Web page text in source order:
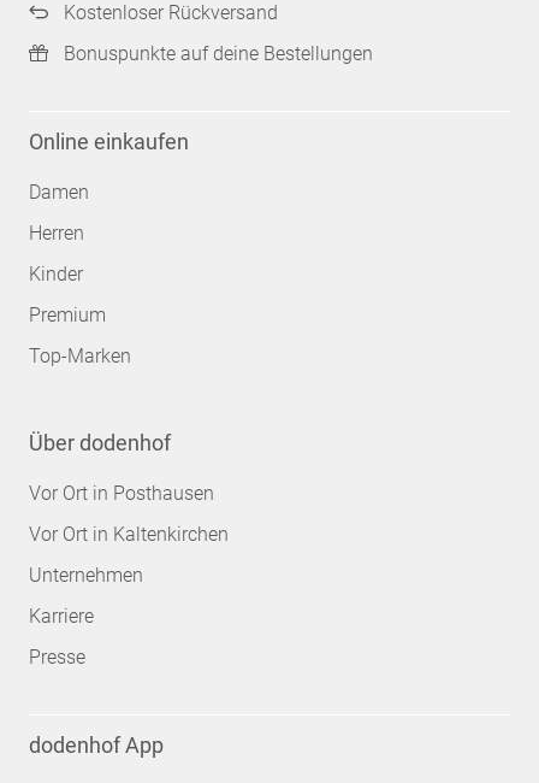
Kostenloser Rückversand
Bonuspunkte auf deine Bestellungen
Online einkaufen
Damen
Herren
Kinder
Premium
Top-Marken
Über dodenhof
Vor Ort in Posthausen
Vor Ort in Kaltenkirchen
Unternehmen
Karriere
Presse
dodenhof App